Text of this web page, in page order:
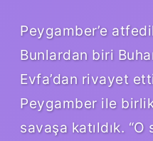
Peygamber’e
Bunlardan biri
Evfa’dan rivayet
Peygamber ile
savaşa katıldık.